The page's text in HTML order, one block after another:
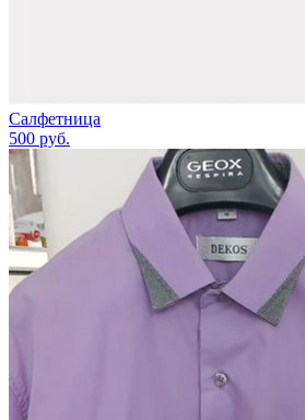
Салфетница
500 руб.